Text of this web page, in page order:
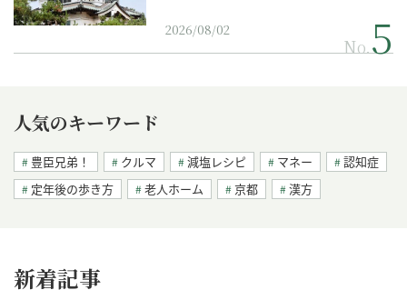
2026/08/02
No.
人気のキーワード
豊臣兄弟！ クルマ 減塩レシピ マネー
認知症
定年後の歩き方
老人ホーム 京都 漢方
新着記事